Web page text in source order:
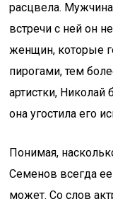
расцвела.
встречи с ней он
женщин, которые
пирогами, тем
артистки,
она угостила его
Понимая,
Семенов всегда
может. Со слов